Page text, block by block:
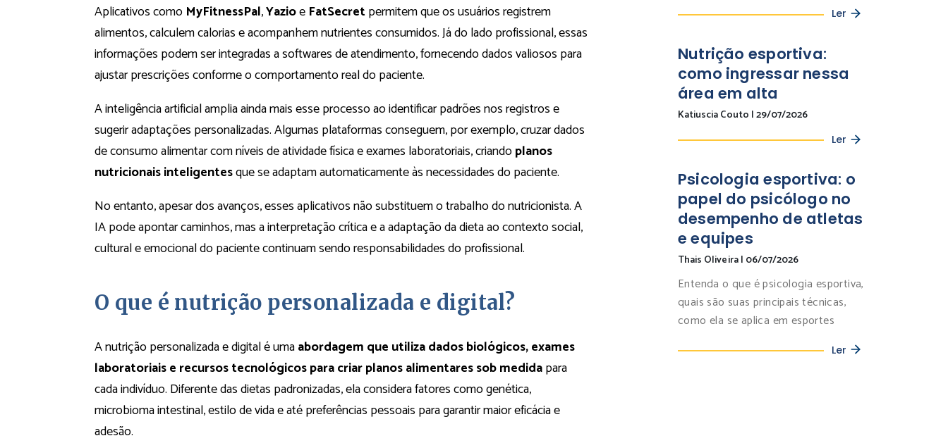
Aplicativos como MyFitnessPal,Yazioe FatSecretpermitem que os usuários registrem
alimentos, calculem calorias e acompanhem nutrientes consumidos. Já do lado profissional, essas
informações podem ser integradas a softwares de atendimento, fornecendo dados valiosos para
ajustar prescrições conforme o comportamento real do paciente.
A inteligência artificial amplia ainda mais esse processo ao identificar padrões nos registros e
sugerir adaptações personalizadas. Algumas plataformas conseguem, por exemplo, cruzar dados
de consumo alimentar com níveis de atividade física e exames laboratoriais, criandoplanos
nutricionais inteligentesque se adaptam automaticamente às necessidades do paciente.
No entanto, apesar dos avanços, esses aplicativos não substituem o trabalho do nutricionista. A
IA pode apontar caminhos, mas a interpretação crítica e a adaptação da dieta ao contexto social,
cultural e emocional do paciente continuam sendo responsabilidades do profissional.
O que é nutrição personalizada e digital?
A nutrição personalizada e digital é umaabordagem que utiliza dados biológicos, exames
laboratoriais e recursos tecnológicos para criar planos alimentares sob medidapara
cada indivíduo. Diferente das dietas padronizadas, ela considera fatores como genética,
microbioma intestinal, estilo de vida e até preferências pessoais para garantir maior eficácia e
adesão.
Ler
Nutrição esportiva:
como ingressar nessa
área em alta
Katiuscia Couto |29/07/2026
Ler
Psicologia esportiva: o
papel do psicólogo no
desempenho de atletas
e equipes
Thais Oliveira| 06/07/2026
Entenda o que é psicologia esportiva,
quais são suas principais técnicas,
como ela se aplica em esportes
Ler